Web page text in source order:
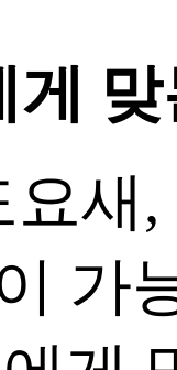
게
요새
가